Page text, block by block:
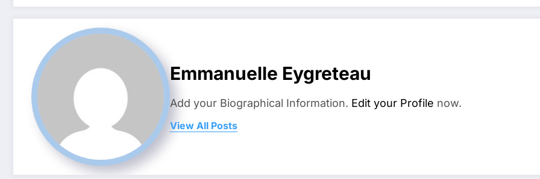
Emmanuelle Eygreteau
Add your Biographical Information. Edit your Profile now.
View All Posts